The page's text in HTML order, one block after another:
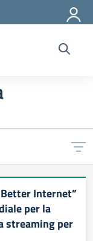
Internet”
per la
streaming per